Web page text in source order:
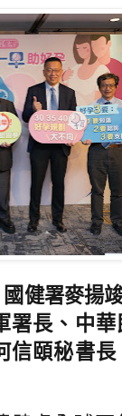
健署麥揚
署長、中
信頤秘書